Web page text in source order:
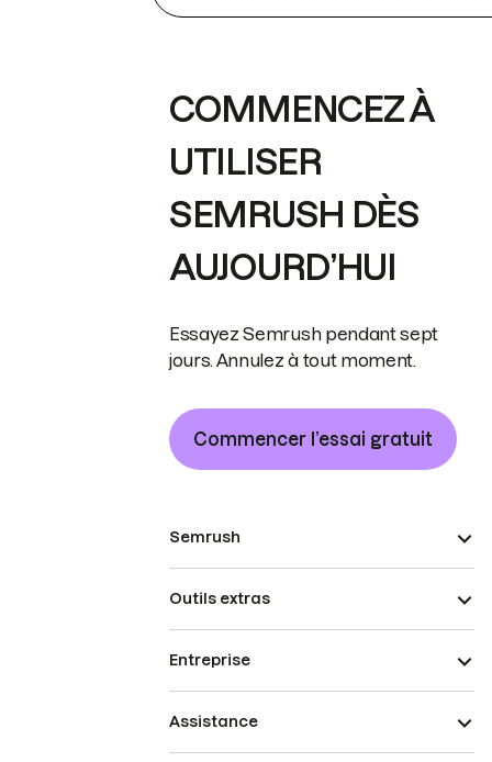
COMMENCEZ À
UTILISER
SEMRUSH DÈS
AUJOURD’HUI
Essayez Semrush pendant sept
jours. Annulez à tout moment.
Commencer l’essai gratuit
Semrush
Outils extras
Entreprise
Assistance